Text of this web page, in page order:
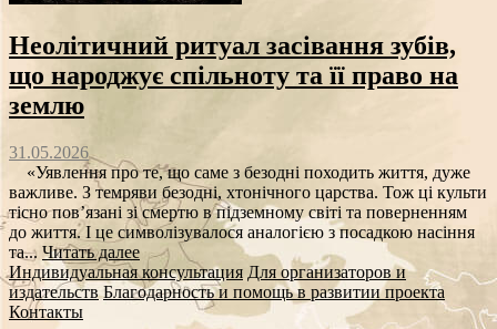
Неолітичний ритуал засівання зубів,
що народжує спільноту та її право на
землю
31.05.2026
«Уявлення про те, що саме з безодні походить життя, дуже
важливе. З темряви безодні, хтонічного царства. Тож ці культи
тісно пов’язані зі смертю в підземному світі та поверненням
до життя. І це символізувалося аналогією з посадкою насіння
та... Читать далее
Индивидуальная консультация Для организаторов и
издательств Благодарность и помощь в развитии проекта
Контакты